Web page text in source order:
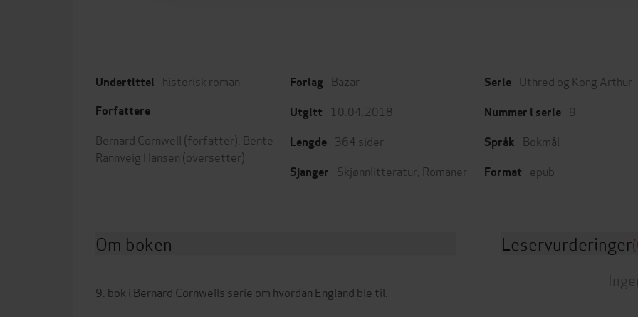
Undertittel historisk roman
Forfattere
Bernard Cornwell (forfatter), Bente
Rannveig Hansen (oversetter)
Forlag Bazar
Utgitt 10.04.2018
Lengde 364 sider
Sjanger Skjønnlitteratur Romaner
Serie Uthred og Kong Arthur
Nummer i serie 9
Språk Bokmål
Format epub
Om boken
9. bok i Bernard Cornwells serie om hvordan England ble til.
Leservurderinger